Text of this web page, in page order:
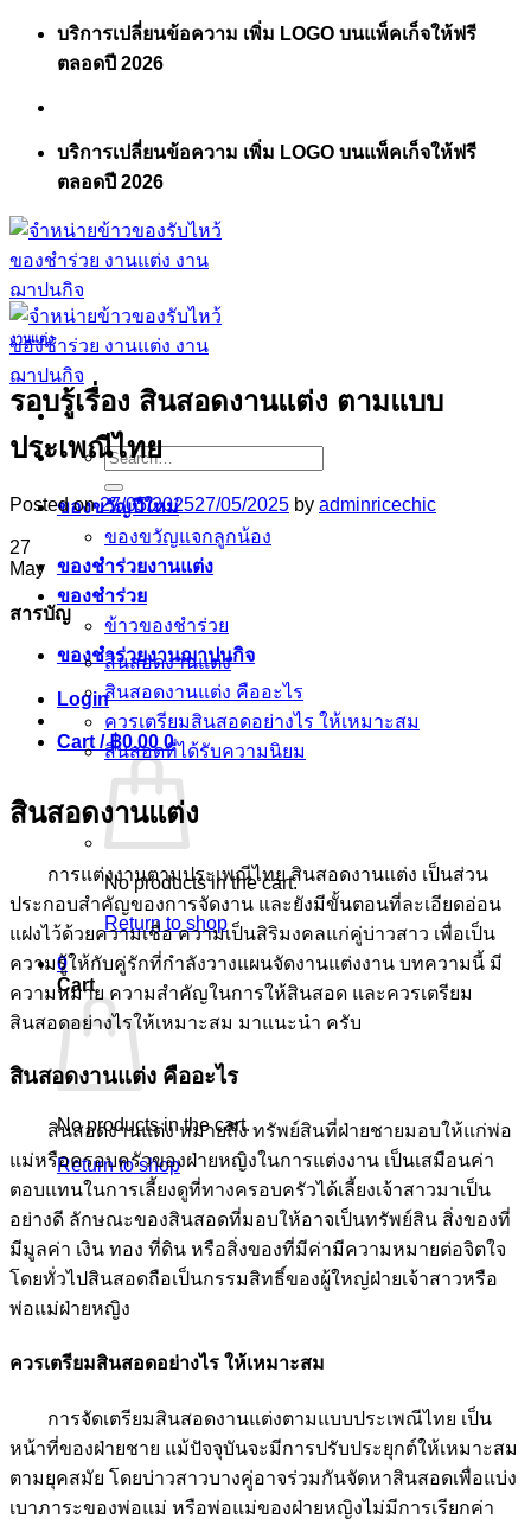
Skip
content
บริการเปลี่ยนข้อความ เพิ่ม LOGO บนแพ็คเก็จให้ฟรี
ตลอดปี 2026
บริการเปลี่ยนข้อความ เพิ่ม LOGO บนแพ็คเก็จให้ฟรี
ตลอดปี 2026
Search
for:
ของขวัญปีใหม่
ของขวัญแจกลูกน้อง
ของชําร่วยงานแต่ง
ของชำร่วย
ข้าวของชำร่วย
ของชำร่วยงานฌาปนกิจ
Login
Cart /฿0.00 0
No products in the cart.
Return to shop
0
Cart
No products in the cart.
Return to shop
งานแต่ง
รอบรู้เรื่อง สินสอดงานแต่ง ตามแบบ
ประเพณีไทย
Posted on27/05/202527/05/2025 by adminricechic
27
May
สารบัญ
สินสอดงานแต่ง
สินสอดงานแต่ง คืออะไร
ควรเตรียมสินสอดอย่างไร ให้เหมาะสม
สินสอดที่ได้รับความนิยม
สินสอดงานแต่ง
การแต่งงานตามประเพณีไทย สินสอดงานแต่ง เป็นส่วน
ประกอบสำคัญของการจัดงาน และยังมีขั้นตอนที่ละเอียดอ่อน
แฝงไว้ด้วยความเชื่อ ความเป็นสิริมงคลแก่คู่บ่าวสาว เพื่อเป็น
ความรู้ให้กับคู่รักที่กำลังวางแผนจัดงานแต่งงาน บทความนี้ มี
ความหมาย ความสำคัญในการให้สินสอด และควรเตรียม
สินสอดอย่างไรให้เหมาะสม มาแนะนำ ครับ
สินสอดงานแต่ง คืออะไร
สินสอดงานแต่ง หมายถึง ทรัพย์สินที่ฝ่ายชายมอบให้แก่พ่อ
แม่หรือครอบครัวของฝ่ายหญิงในการแต่งงาน เป็นเสมือนค่า
ตอบแทนในการเลี้ยงดูที่ทางครอบครัวได้เลี้ยงเจ้าสาวมาเป็น
อย่างดี ลักษณะของสินสอดที่มอบให้อาจเป็นทรัพย์สิน สิ่งของที่
มีมูลค่า เงิน ทอง ที่ดิน หรือสิ่งของที่มีค่ามีความหมายต่อจิตใจ
โดยทั่วไปสินสอดถือเป็นกรรมสิทธิ์ของผู้ใหญ่ฝ่ายเจ้าสาวหรือ
พ่อแม่ฝ่ายหญิง
ควรเตรียมสินสอดอย่างไร ให้เหมาะสม
การจัดเตรียมสินสอดงานแต่งตามแบบประเพณีไทย เป็น
หน้าที่ของฝ่ายชาย แม้ปัจจุบันจะมีการปรับประยุกต์ให้เหมาะสม
ตามยุคสมัย โดยบ่าวสาวบางคู่อาจร่วมกันจัดหาสินสอดเพื่อแบ่ง
เบาภาระของพ่อแม่ หรือพ่อแม่ของฝ่ายหญิงไม่มีการเรียกค่า